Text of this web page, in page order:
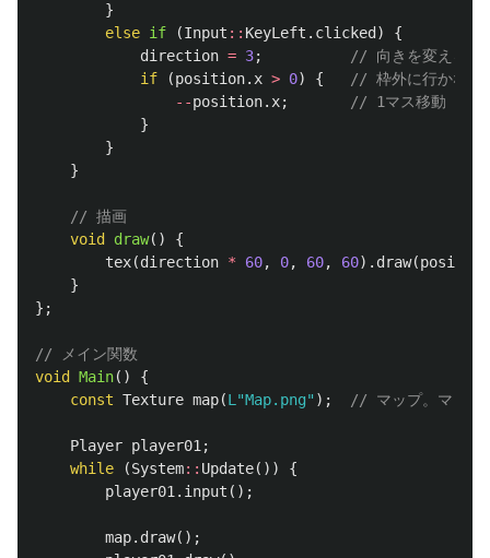
}
else if (Input :: KeyLeft . clicked )
{
direction = 3;
// 向きを変える
if
(position. x > 0) {
// 枠外に行かない
--position. x;
// 1マス移動
}
}
}
// 描画
void
draw()
{
tex(direction * 60, 0, 60, 60). draw(position
}
};
// メイン関数
void
Main()
{
const Texture map(L"Map.png" ); // マップ。マップ
Player player01 ;
while
(System:: Update())
{
player01 . input ();
map. draw();